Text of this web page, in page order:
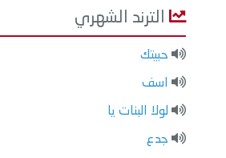
الترند الشهري
حبيتك
اسف
لولا البنات يا
جدع